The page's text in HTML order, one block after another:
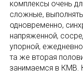
комплексы очень
сложные,
одновременно,
напряженной,
упорной,
та же вторая
занимаемся в КМВ.